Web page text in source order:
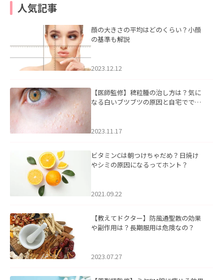
人気記事
顔の大きさの平均はどのくらい？小顔
の基準も解説
2023.12.12
【医師監修】稗粒腫の治し方は？気に
なる白いブツブツの原因と自宅ででき
2023.11.17
ビタミンCは朝つけちゃだめ？日焼け
やシミの原因になるってホント？
2021.09.22
【教えてドクター】防風通聖散の効果
や副作用は？長期服用は危険なの？
2023.07.27